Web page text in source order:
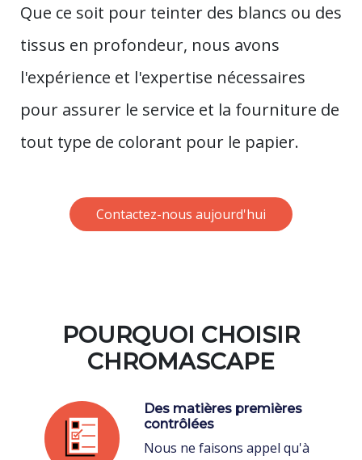
Que ce soit pour teinter des blancs ou des
tissus en profondeur, nous avons
l'expérience et l'expertise nécessaires
pour assurer le service et la fourniture de
tout type de colorant pour le papier.
Contactez-nous aujourd'hui
POURQUOI CHOISIR
CHROMASCAPE
Des matières premières
contrôlées
Nous ne faisons appel qu'à